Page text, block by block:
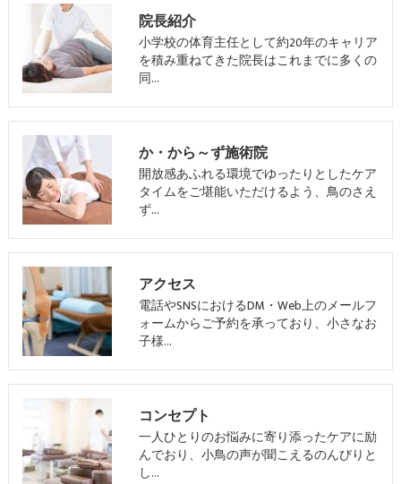
院長紹介
小学校の体育主任として約20年のキャリア
を積み重ねてきた院長はこれまでに多くの
同…
か・から～ず施術院
開放感あふれる環境でゆったりとしたケア
タイムをご堪能いただけるよう、鳥のさえ
ず…
アクセス
電話やSNSにおけるDM・Web上のメールフ
ォームからご予約を承っており、小さなお
子様…
コンセプト
一人ひとりのお悩みに寄り添ったケアに励
んでおり、小鳥の声が聞こえるのんびりと
し…